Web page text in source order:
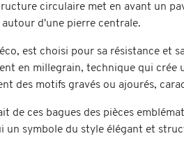
circulaire met en avant un
d'une pierre centrale.
est choisi pour sa résistance et
en millegrain, technique qui
des motifs gravés ou ajourés,
de ces bagues des pièces
un symbole du style élégant et